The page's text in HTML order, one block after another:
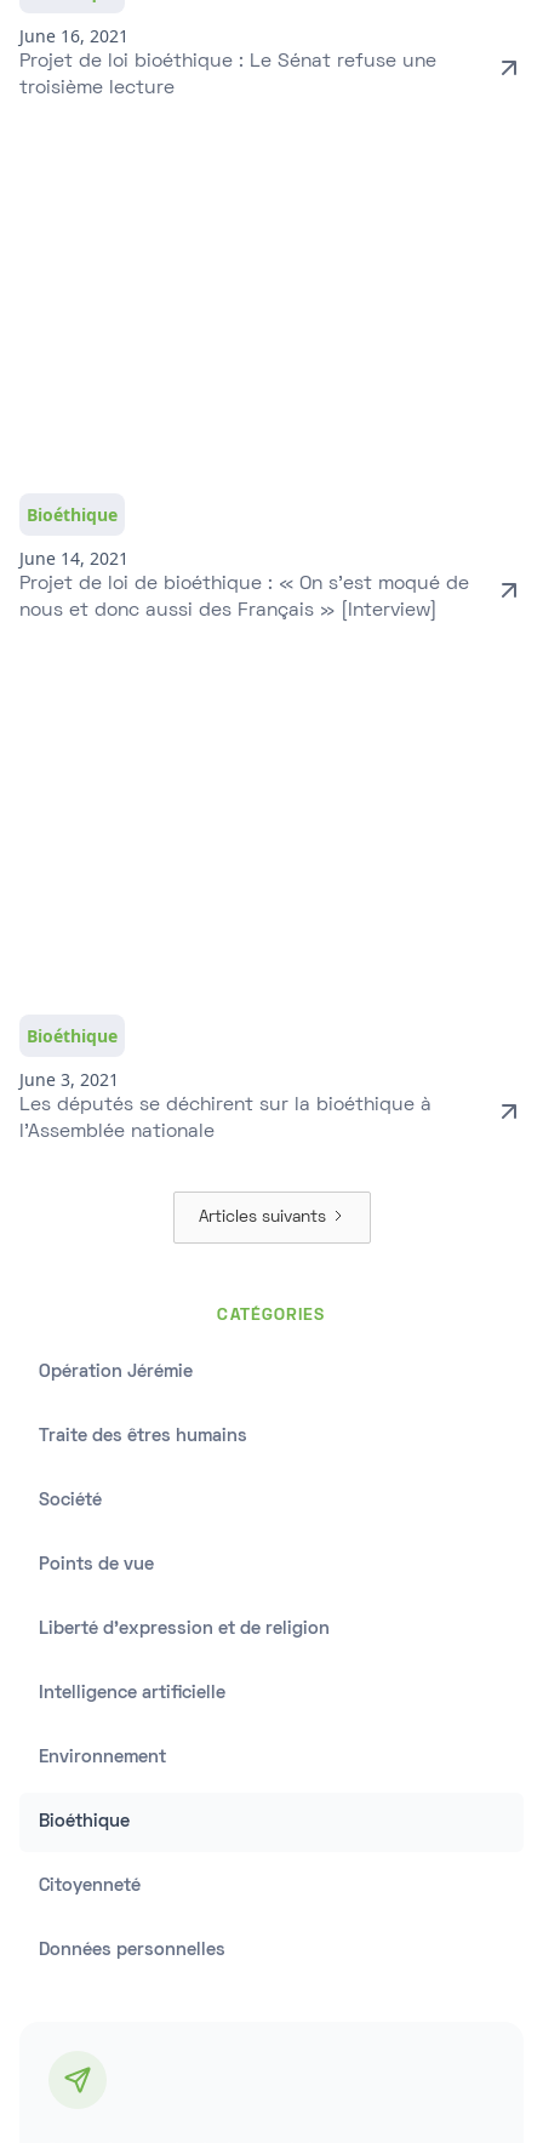
CATÉGORIES
Opération Jérémie
Traite des êtres humains
Société
Points de vue
Liberté d'expression et de religion
Intelligence artificielle
Environnement
Bioéthique
Citoyenneté
Données personnelles
June 16, 2021
Projet de loi bioéthique : Le Sénat refuse une
troisième lecture
Bioéthique
June 14, 2021
Projet de loi de bioéthique : « On s’est moqué de
nous et donc aussi des Français » [Interview]
Bioéthique
June 3, 2021
Les députés se déchirent sur la bioéthique à
l'Assemblée nationale
Articles suivants